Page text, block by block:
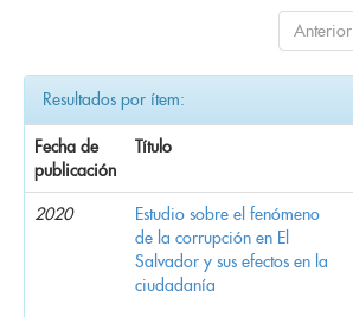
Anterior
Resultados por ítem:
Fecha de
publicación
Título
2020
Estudio sobre el fenómeno
de la corrupción en El
Salvador y sus efectos en la
ciudadanía